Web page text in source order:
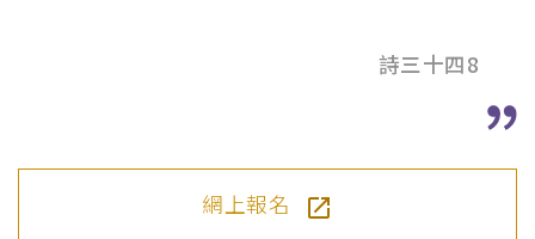
詩三十四8
網上報名